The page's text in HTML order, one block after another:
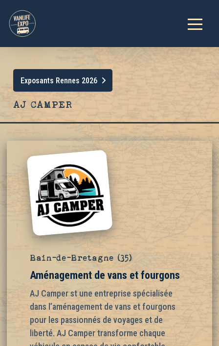
Exposants Rennes 2026
AJ CAMPER
Bain-de-Bretagne (35)
Aménagement de vans et fourgons
AJ Camper st une entreprise spécialisée
dans l’aménagement de vans et fourgons
pour les passionnés de voyages et de
liberté. AJ Camper transforme chaque